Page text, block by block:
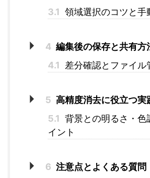
3.1 領域選択のコツと手
4 編集後の保存と共有方
4.1
差分確認とファイル
5 高精度消去に役立つ実
5.1 背景との明るさ・色
イント
6 注意点とよくある質問